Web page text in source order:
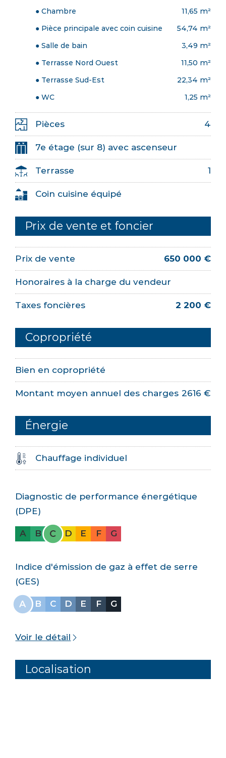
● Chambre
11,65 m²
● Pièce principale avec coin cuisine
54,74 m²
● Salle de bain
3,49 m²
● Terrasse Nord Ouest
11,50 m²
● Terrasse Sud-Est
22,34 m²
● WC
1,25 m²
Pièces 4
7e étage (sur 8) avec ascenseur
Terrasse 1
Coin cuisine équipé
Prix de vente et foncier
Prix de vente 650 000 €
Honoraires à la charge du vendeur
Taxes foncières 2 200 €
Copropriété
Bien en copropriété
Montant moyen annuel des charges 2616 €
Énergie
Chauffage individuel
Diagnostic de performance énergétique
(DPE)
A B C D E F G
Indice d'émission de gaz à effet de serre
(GES)
A B C D E F G
Voir le détail
Localisation